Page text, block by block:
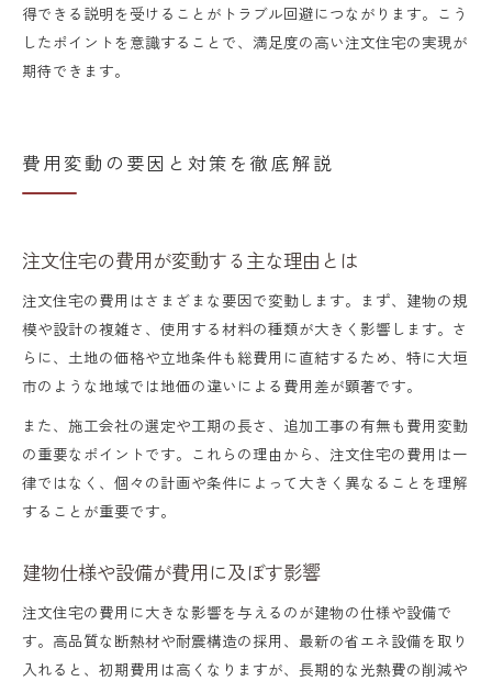
得できる説明を受けることがトラブル回避につながります。こう
したポイントを意識することで、満足度の高い注文住宅の実現が
期待できます。
費用変動の要因と対策を徹底解説
注文住宅の費用が変動する主な理由とは
注文住宅の費用はさまざまな要因で変動します。まず、建物の規
模や設計の複雑さ、使用する材料の種類が大きく影響します。さ
らに、土地の価格や立地条件も総費用に直結するため、特に大垣
市のような地域では地価の違いによる費用差が顕著です。
また、施工会社の選定や工期の長さ、追加工事の有無も費用変動
の重要なポイントです。これらの理由から、注文住宅の費用は一
律ではなく、個々の計画や条件によって大きく異なることを理解
することが重要です。
建物仕様や設備が費用に及ぼす影響
注文住宅の費用に大きな影響を与えるのが建物の仕様や設備で
す。高品質な断熱材や耐震構造の採用、最新の省エネ設備を取り
入れると、初期費用は高くなりますが、長期的な光熱費の削減や